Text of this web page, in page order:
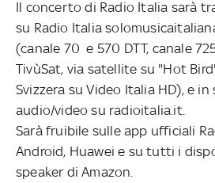
Il concerto di Radio Italia sarà
su Radio Italia
(canale 70 e 570 DTT, canale
TivùSat, via satellite su "Hot
Svizzera su Video Italia HD), e in
audio/video su radioitalia.it.
Sarà fruibile sulle app ufficiali
Android, Huawei e su tutti i
speaker di Amazon.